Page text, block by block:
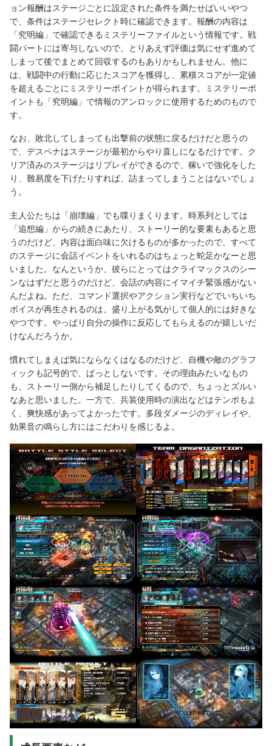
ョン報酬はステージごとに設定された条件を満たせばいいやつ
で、条件はステージセレクト時に確認できます。報酬の内容は
「究明編」で確認できるミステリーファイルという情報です。戦
闘パートには寄与しないので、とりあえず評価は気にせず進めて
しまって後でまとめて回収するのもありかもしれません。他に
は、戦闘中の行動に応じたスコアを獲得し、累積スコアが一定値
を超えるごとにミステリーポイントが得られます。ミステリーポ
イントも「究明編」で情報のアンロックに使用するためのもので
す。
なお、敗北してしまっても出撃前の状態に戻るだけだと思うの
で、デスペナはステージが最初からやり直しになるだけです。ク
リア済みのステージはリプレイができるので、稼いで強化をした
り、難易度を下げたりすれば、詰まってしまうことはないでしょ
う。
主人公たちは「崩壊編」でも喋りまくります。時系列としては
「追想編」からの続きにあたり、ストーリー的な要素もあると思
うのだけど、内容は面白味に欠けるものが多かったので、すべて
のステージに会話イベントをいれるのはちょっと蛇足かなーと思
いました。なんというか、彼らにとってはクライマックスのシー
ンなはずだと思うのだけど、会話の内容にイマイチ緊張感がない
んだよね。ただ、コマンド選択やアクション実行などでいちいち
ボイスが再生されるのは、盛り上がる気がして個人的には好きな
やつです。やっぱり自分の操作に反応してもらえるのが嬉しいだ
けなんだろうか。
慣れてしまえば気にならなくはなるのだけど、自機や敵のグラフ
ィックも記号的で、ぱっとしないです。その理由みたいなもの
も、ストーリー側から補足したりしてくるので、ちょっとズルい
なあと思いました。一方で、兵装使用時の演出などはテンポもよ
く、爽快感があってよかったです。多段ダメージのディレイや、
効果音の鳴らし方にはこだわりを感じるよ。